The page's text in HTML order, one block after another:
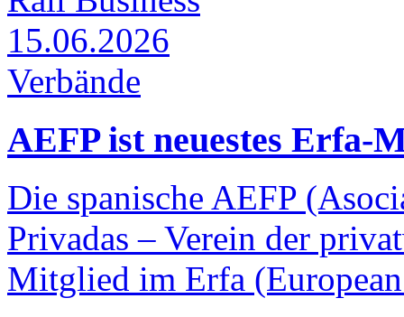
15.06.2026
Verbände
AEFP ist neuestes Erfa-
Die spanische AEFP
Privadas – Verein der
Mitglied im Erfa